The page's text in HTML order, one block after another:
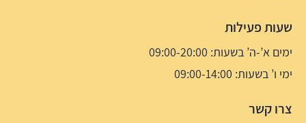
שעות פעילות
ימים א’-ה’ בשעות: 09:00-20:00
ימי ו’ בשעות: 09:00-14:00
צרו קשר